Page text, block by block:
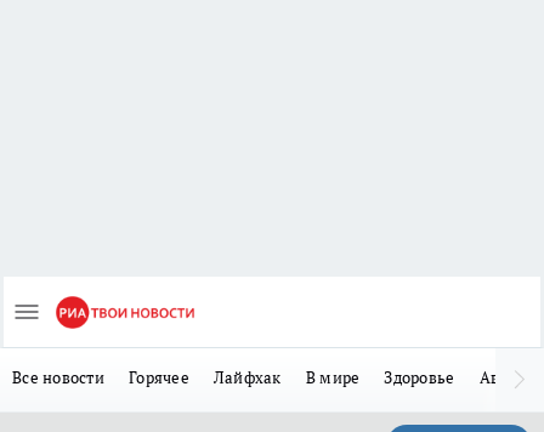
Все новости Горячее Лайфхак В мире Здоровье Авто